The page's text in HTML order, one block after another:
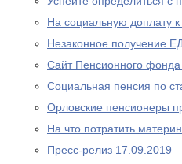
На социальную доплату
Незаконное получение
Сайт Пенсионного
Социальная пенсия по
Орловские пенсионеры
На что потратить
Пресс-релиз 17.09.2019